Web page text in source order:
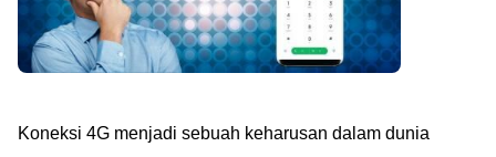
Koneksi 4G menjadi sebuah keharusan dalam dunia